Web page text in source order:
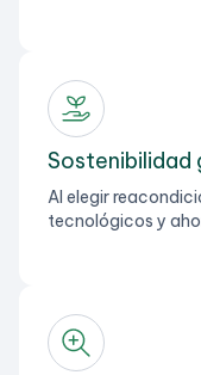
Sostenibilidad
Al elegir
tecnológicos y